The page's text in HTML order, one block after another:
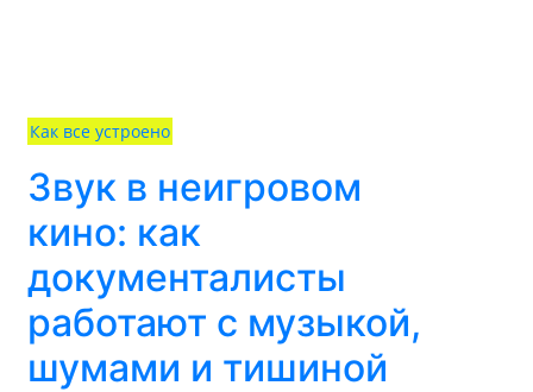
Как все устроено
Звук в неигровом
кино: как
документалисты
работают с музыкой,
шумами и тишиной